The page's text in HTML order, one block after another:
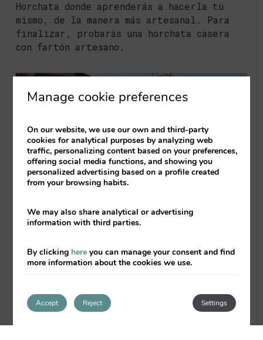
Horchata donde aprenderás a hacerla tú
mismo, de la manera más artesanal. Para
finalizar, probarás una horchata casera
con fartón artesano.
Ruta GASTROVALENCIA ¡Degustando la ciudad!
espectacular Mercado Central, el mayor
centro de Europa especialista en
Manage cookie preferences
On our website, we use our own and third-party
cookies for analytical purposes by analyzing web
traffic, personalizing content based on your preferences,
offering social media functions, and showing you
personalized advertising based on a profile created
from your browsing habits.
We may also share analytical or advertising
information with third parties.
By clicking here you can manage your consent and find
more information about the cookies we use.
Accept Settings
Reject